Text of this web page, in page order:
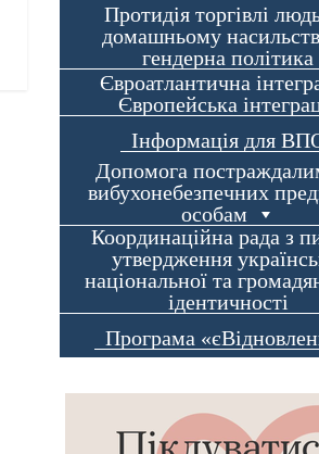
Протидія торгівлі
домашньому
гендерна політика
Євроатлантична
Європейська
Інформація для
Допомога
вибухонебезпечних
особам
Координаційна рада з
утвердження
національної та
ідентичності
Програма